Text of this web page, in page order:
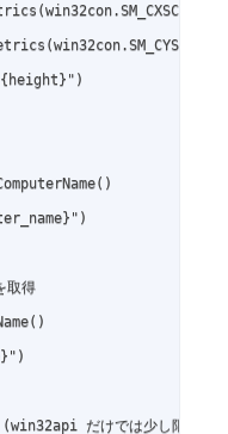
取得
だけでは少し限定的)